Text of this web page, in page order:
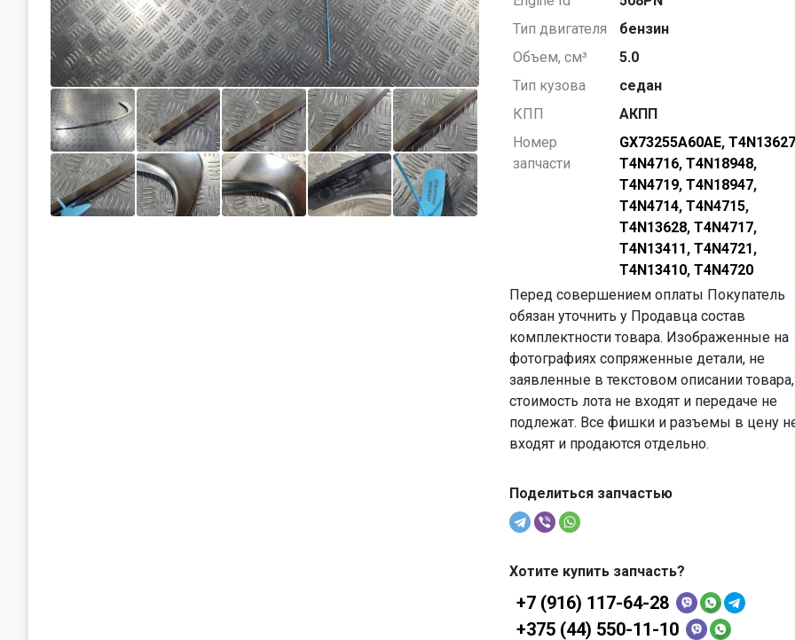
Тип двигателя
бензин
Объем, см³
5.0
Тип кузова
седан
КПП
АКПП
Номер
запчасти
GX73255A60AE,T4N13627
T4N4716,T4N18948,
T4N4719,T4N18947,
T4N4714,T4N4715,
T4N13628,T4N4717,
T4N13411,T4N4721,
T4N13410,T4N4720
Перед совершением оплаты Покупатель
обязан уточнить у Продавца состав
комплектности товара. Изображенные на
фотографиях сопряженные детали, не
заявленные в текстовом описании
стоимость лота не входят и передаче не
подлежат. Все фишки и разъемы в цену
входят и продаются отдельно.
Поделиться запчастью
Хотите купить запчасть?
+7 (916) 117-64-28
+375 (44) 550-11-10